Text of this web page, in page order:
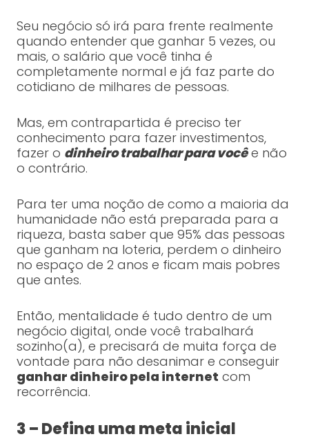
Seu negócio só irá para frente realmente
quando entender que ganhar 5 vezes, ou
mais, o salário que você tinha é
completamente normal e já faz parte do
cotidiano de milhares de pessoas.
Mas, em contrapartida é preciso ter
conhecimento para fazer investimentos,
fazer o dinheiro trabalhar para vocêe não
o contrário.
Para ter uma noção de como a maioria da
humanidade não está preparada para a
riqueza, basta saber que 95% das pessoas
que ganham na loteria, perdem o dinheiro
no espaço de 2 anos e ficam mais pobres
que antes.
Então, mentalidade é tudo dentro de um
negócio digital, onde você trabalhará
sozinho(a), e precisará de muita força de
vontade para não desanimar e conseguir
ganhar dinheiro pela internet com
recorrência.
3 – Defina uma meta inicial